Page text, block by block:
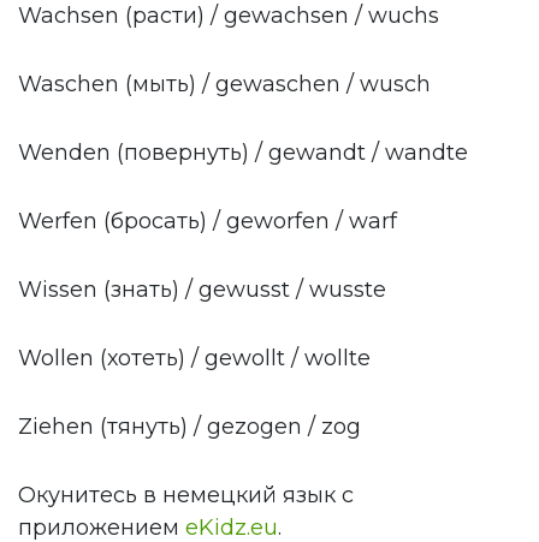
Wachsen (расти) / gewachsen / wuchs
Waschen (мыть) / gewaschen / wusch
Wenden (повернуть) / gewandt / wandte
Werfen (бросать) / geworfen / warf
Wissen (знать) / gewusst / wusste
Wollen (хотеть) / gewollt / wollte
Ziehen (тянуть) / gezogen / zog
Окунитесь в немецкий язык с
приложением eKidz.eu.